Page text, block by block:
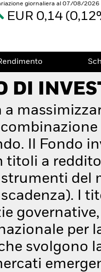
giornaliera al 07/08/2026
EUR 0,14
DI
a
Il Fondo
titoli a
del
I
per
svolgono